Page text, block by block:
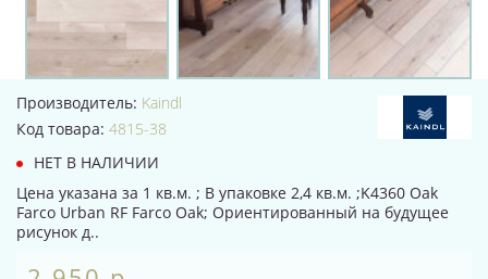
Производитель: Kaindl
Код товара: 4815-38
НЕТ В НАЛИЧИИ
Цена указана за 1 кв.м. ; В упаковке 2,4 кв.м. ;K4360 Oak
Farco Urban RF Farco Oak; Ориентированный на будущее
рисунок д..